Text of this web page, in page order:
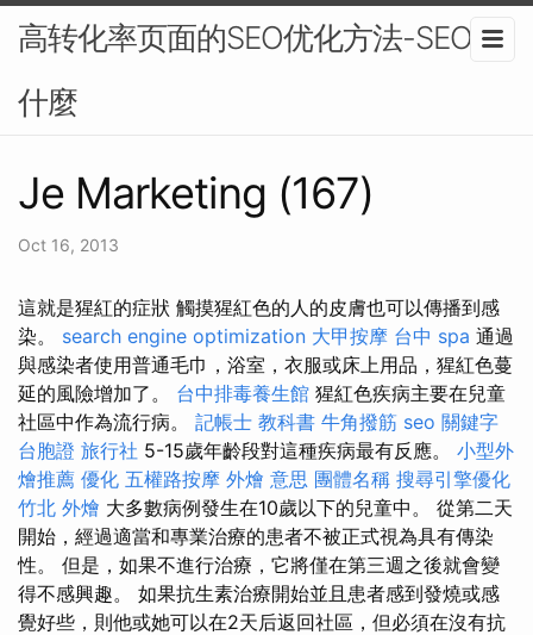
高转化率页面的SEO优化方法-SEO是
什麼
Je Marketing (167)
Oct 16, 2013
這就是猩紅的症狀 觸摸猩紅色的人的皮膚也可以傳播到感
染。 search engine optimization 大甲按摩 台中 spa 通過
與感染者使用普通毛巾，浴室，衣服或床上用品，猩紅色蔓
延的風險增加了。 台中排毒養生館 猩紅色疾病主要在兒童
社區中作為流行病。 記帳士 教科書 牛角撥筋 seo 關鍵字
台胞證 旅行社 5-15歲年齡段對這種疾病最有反應。 小型外
燴推薦 優化 五權路按摩 外燴 意思 團體名稱 搜尋引擎優化
竹北 外燴 大多數病例發生在10歲以下的兒童中。 從第二天
開始，經過適當和專業治療的患者不被正式視為具有傳染
性。 但是，如果不進行治療，它將僅在第三週之後就會變
得不感興趣。 如果抗生素治療開始並且患者感到發燒或感
覺好些，則他或她可以在2天后返回社區，但必須在沒有抗